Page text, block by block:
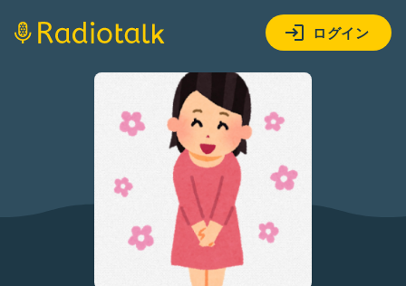
ログイン